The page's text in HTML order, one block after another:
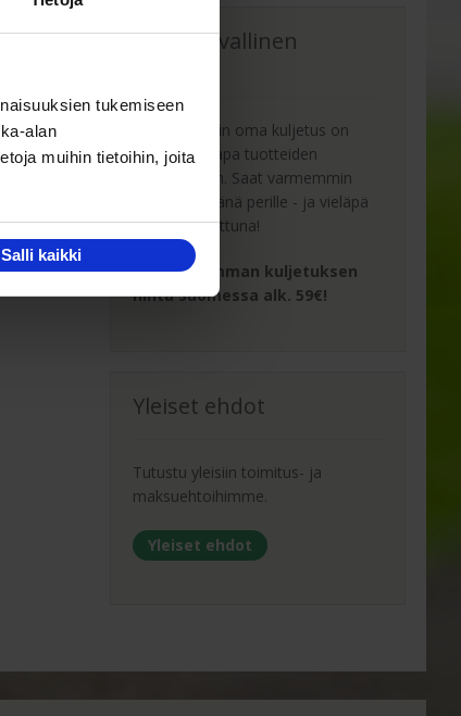
tukemiseen
alan
muihin tietoihin, joita
Salli kaikki
Oma turvallinen
Kaluste-Matin oma kuljetus on
turvallinen tapa tuotteiden
toimitukseen. Saat varmemmin
tuotteet ehjänä perille - ja vieläpä
sisäänkannettuna!
Turvallisemman kuljetuksen
hinta Suomessa alk. 59€!
Yleiset ehdot
Tutustu yleisiin toimitus- ja
maksuehtoihimme.
Yleiset ehdot